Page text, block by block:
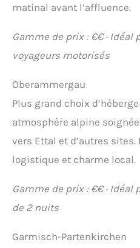
matinal avant l’affluence.
Gamme de prix : €€ · Idéal
voyageurs motorisés
Oberammergau
Plus grand choix
atmosphère alpine
vers Ettal et d’autres
logistique et charme local.
Gamme de prix : €€ ·
de 2 nuits
Garmisch-Partenkirchen